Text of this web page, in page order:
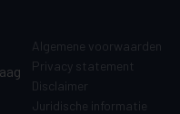
Algemene voorwaarden
Privacy statement
Disclaimer
Juridische informatie